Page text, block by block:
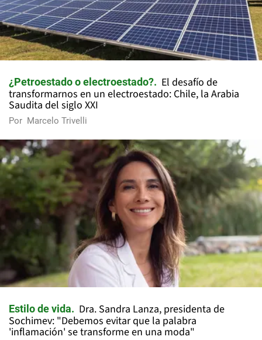
¿Petroestado o electroestado?
El desafío de
transformarnos en un electroestado: Chile, la Arabia
Saudita del siglo XXI
Por Marcelo Trivelli
Estilo de vida
Dra. Sandra Lanza, presidenta de
Sochimev: "Debemos evitar que la palabra
'inflamación' se transforme en una moda"